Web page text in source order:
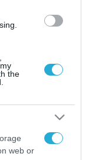
the
web or